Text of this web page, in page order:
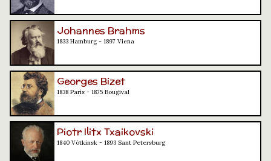
Johannes Brahms
1833 Hamburg - 1897 Viena
Georges Bizet
1838 París - 1875 Bougival
Piotr Ilitx Txaikovski
1840 Vótkinsk - 1893 Sant Petersburg